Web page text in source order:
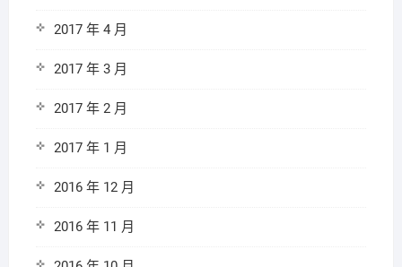
2017 年 4 月
2017 年 3 月
2017 年 2 月
2017 年 1 月
2016 年 12 月
2016 年 11 月